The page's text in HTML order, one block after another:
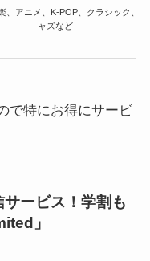
、アニメ、K-POP、クラシック、ジ
ャズなど
で特にお得にサービ
ービス！学割も
」